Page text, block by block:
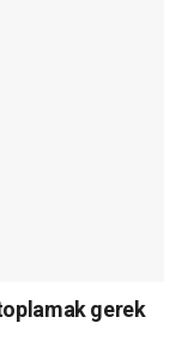
gerek